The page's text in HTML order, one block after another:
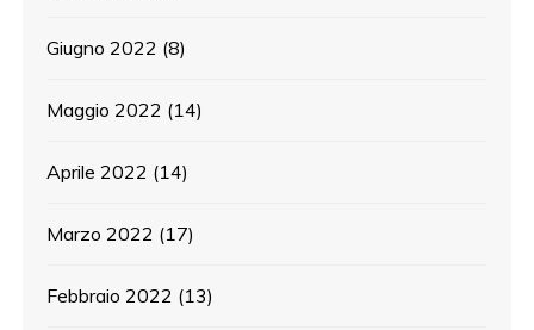
Giugno 2022 (8)
Maggio 2022 (14)
Aprile 2022 (14)
Marzo 2022 (17)
Febbraio 2022 (13)